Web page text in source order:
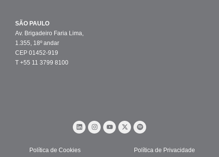
SÃO PAULO
Av. Brigadeiro Faria Lima,
1.355, 18º andar
CEP 01452-919
T +55 11 3799 8100
Política de Cookies Política de Privacidade